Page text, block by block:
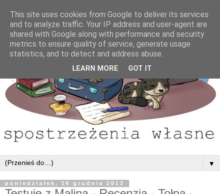
▼
poniedziałek, 16 grudnia 2013
This site uses cookies from Google to deliver its services
and to analyze traffic. Your IP address and user-agent are
shared with Google along with performance and security
metrics to ensure quality of service, generate usage
statistics, and to detect and address abuse.
LEARN MORE GOT IT